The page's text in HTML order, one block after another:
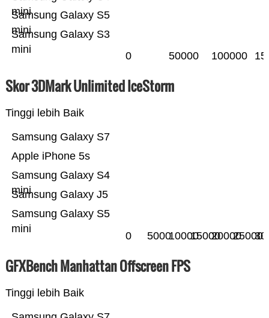
Samsung Galaxy S3
mini
Samsung Galaxy S5
mini
mini
0 50000 100000
Skor 3DMark Unlimited IceStorm
Tinggi lebih Baik
Samsung Galaxy S5
mini
Samsung Galaxy J5
Samsung Galaxy S4
mini
Apple iPhone 5s
Samsung Galaxy S7
0 500010000150002000025000
GFXBench Manhattan Offscreen FPS
Tinggi lebih Baik